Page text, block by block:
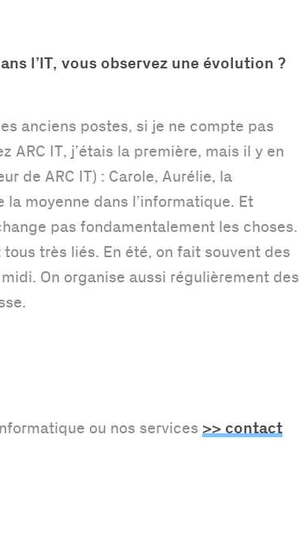
l’IT, vous observez une évolution ?
anciens postes, si je ne compte pas
ARC IT, j’étais la première, mais il y en
de ARC IT) : Carole, Aurélie, la
la moyenne dans l’informatique. Et
pas fondamentalement les choses.
très liés. En été, on fait souvent des
On organise aussi régulièrement des
ou nos services >> contact